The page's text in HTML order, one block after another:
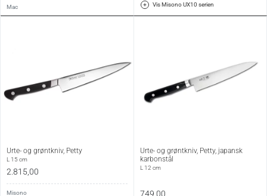
Mac Vis Misono UX10 serien
Urte- og grøntkniv, Petty
L 15 cm
2.815,00
Misono
Urte- og grøntkniv, Petty, japansk
karbonstål
L 12 cm
749,00